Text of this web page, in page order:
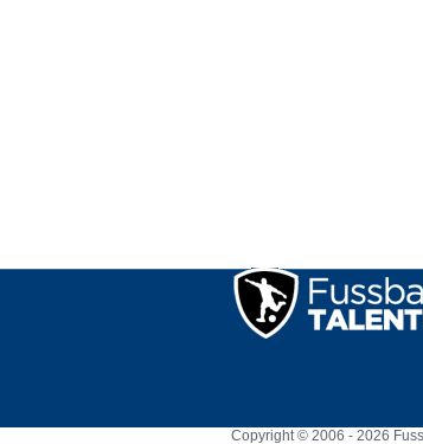
Copyright © 2006 - 2026